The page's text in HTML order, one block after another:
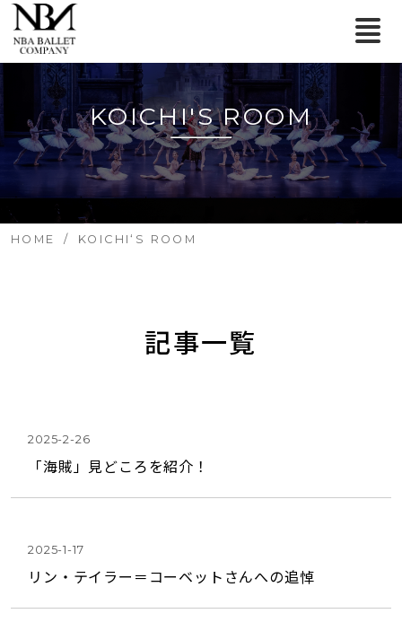
KOICHI'S ROOM
HOME KOICHI‘S ROOM
記事一覧
2025-2-26
「海賊」見どころを紹介！
2025-1-17
リン・テイラー＝コーベットさんへの追悼